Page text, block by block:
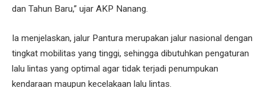
dan Tahun Baru,” ujar AKP Nanang.
Ia menjelaskan, jalur Pantura merupakan jalur nasional dengan
tingkat mobilitas yang tinggi, sehingga dibutuhkan pengaturan
lalu lintas yang optimal agar tidak terjadi penumpukan
kendaraan maupun kecelakaan lalu lintas.